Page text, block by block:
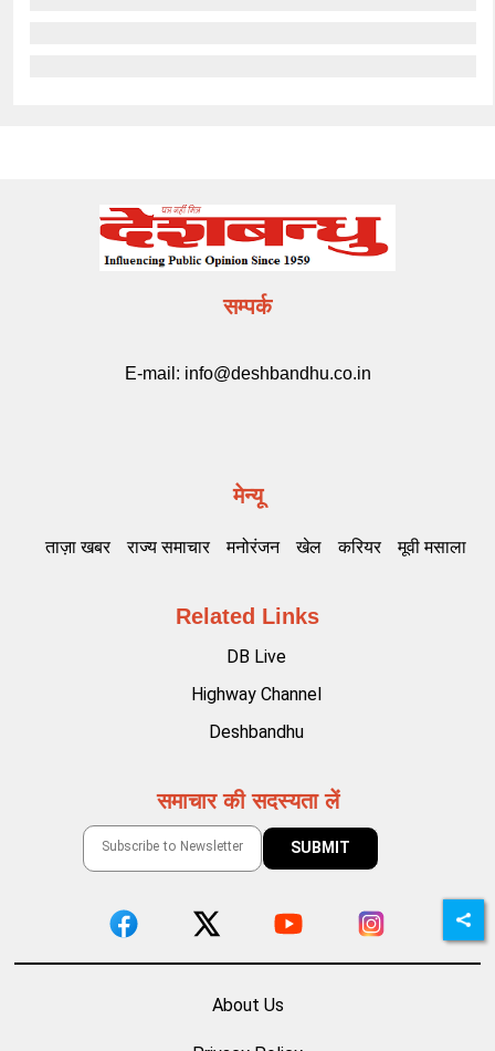
सम्पर्क
E-mail: info@deshbandhu.co.in
मेन्यू
ताज़ा खबर राज्य समाचार मनोरंजन खेल करियर मूवी मसाला
Related Links
DB Live
Highway Channel
Deshbandhu
समाचार की सदस्यता लें
About Us